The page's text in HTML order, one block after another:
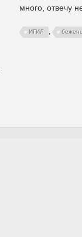
много, отвечу
ИГИЛ ,